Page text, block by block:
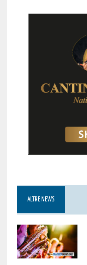
ALTRE NEWS